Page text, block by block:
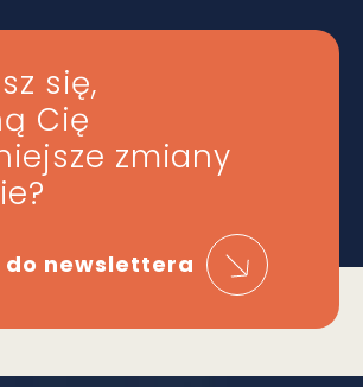
się,
Cię
zmiany
do newslettera